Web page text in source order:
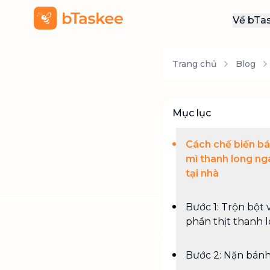
Về
Trang chủ Blog
Mục lục
Cách chế biến
mì thanh long
tại nhà
Bước 1: Trộn bột
phần thịt thanh
Bước 2: Nặn